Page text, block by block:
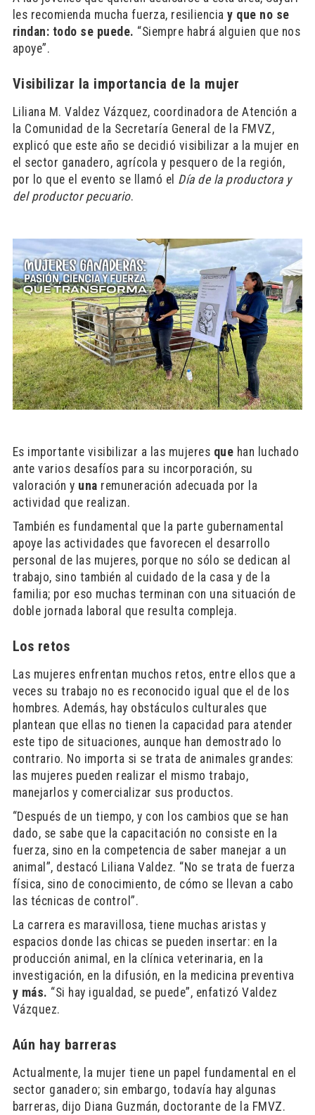
les recomienda mucha fuerza, resilienciay que no se
rindan: todo se puede. “Siempre habrá alguien que nos
apoye”.
Visibilizar la importancia de la mujer
Liliana M. Valdez Vázquez, coordinadora de Atención a
la Comunidad de la Secretaría General de la FMVZ,
explicó que este año se decidió visibilizar a la mujer en
el sector ganadero, agrícola y pesquero de la región,
por lo que el evento se llamó el Día de la productora y
del productor pecuario.
Es importante visibilizar a las mujeres que han luchado
ante varios desafíos para su incorporación, su
valoración y una remuneración adecuada por la
actividad que realizan.
También es fundamental que la parte gubernamental
apoye las actividades que favorecen el desarrollo
personal de las mujeres, porque no sólo se dedican al
trabajo, sino también al cuidado de la casa y de la
familia; por eso muchas terminan con una situación de
doble jornada laboral que resulta compleja.
Los retos
Las mujeres enfrentan muchos retos, entre ellos que a
veces su trabajo no es reconocido igual que el de los
hombres. Además, hay obstáculos culturales que
plantean que ellas no tienen la capacidad para atender
este tipo de situaciones, aunque han demostrado lo
contrario. No importa si se trata de animales grandes:
las mujeres pueden realizar el mismo trabajo,
manejarlos y comercializar sus productos.
“Después de un tiempo, y con los cambios que se han
dado, se sabe que la capacitación no consiste en la
fuerza, sino en la competencia de saber manejar a un
animal”, destacó Liliana Valdez. “No se trata de fuerza
física, sino de conocimiento, de cómo se llevan a cabo
las técnicas de control”.
La carrera es maravillosa, tiene muchas aristas y
espacios donde las chicas se pueden insertar: en la
producción animal, en la clínica veterinaria, en la
investigación, en la difusión, en la medicina preventiva
y más. “Si hay igualdad, se puede”, enfatizó Valdez
Vázquez.
Aún hay barreras
Actualmente, la mujer tiene un papel fundamental en el
sector ganadero; sin embargo, todavía hay algunas
barreras, dijo Diana Guzmán, doctorante de la FMVZ.